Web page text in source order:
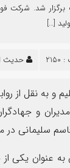
شد. شرکت
[…]
حدیث
و به نقل از
و
سلیمانی در
عنوان یکی
۳۰